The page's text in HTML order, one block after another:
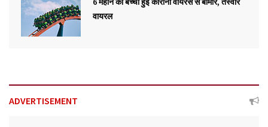
वायरल
ADVERTISEMENT